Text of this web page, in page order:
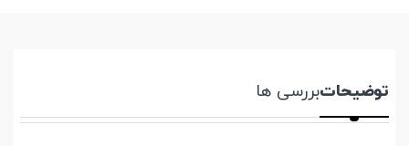
توضیحاتبررسی ها